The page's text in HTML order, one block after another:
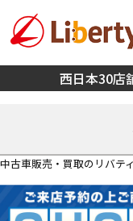
西日本30店
中古車販売・買取のリバティ